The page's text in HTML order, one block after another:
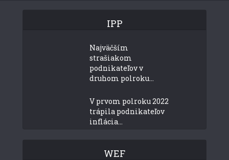
IPP
Najväčším
strašiakom
podnikateľov v
druhom polroku...
V prvom polroku 2022
trápila podnikateľov
inflácia...
WEF